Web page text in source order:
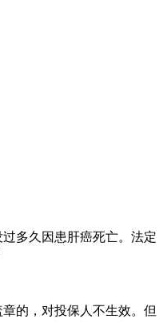
多久因患肝癌死亡。法定
的，对投保人不生效。但